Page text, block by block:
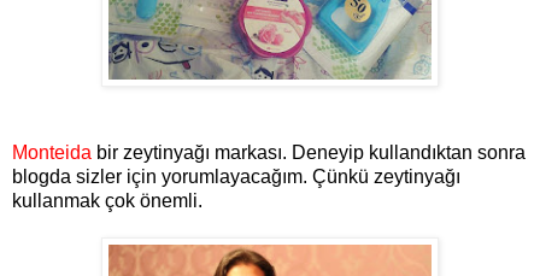
Monteida bir zeytinyağı markası. Deneyip kullandıktan sonra
blogda sizler için yorumlayacağım. Çünkü zeytinyağı
kullanmak çok önemli.